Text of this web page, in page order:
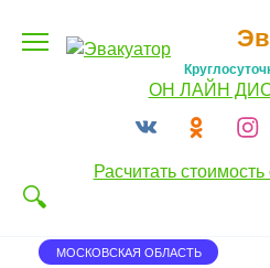
ОН ЛАЙН
Расчитать
МОСКОВСКАЯ ОБЛАСТЬ